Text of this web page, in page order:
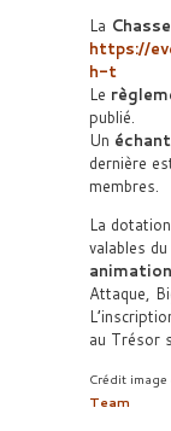
La
https://
h-t
Le
publié.
Un
dernière
membres.
La
valables
Attaque,
au Trésor
Crédit
Team